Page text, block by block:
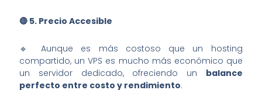
🔴 5. Precio Accesible
🔹 Aunque es más costoso que un hosting
compartido, un VPS es mucho más económico que
un servidor dedicado, ofreciendo un balance
perfecto entre costo y rendimiento.